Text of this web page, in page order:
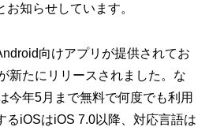
知らせしています。
向けアプリが提供されてお
新たにリリースされました。な
今年5月まで無料で何度でも利用
るiOSはiOS 7.0以降、対応言語は